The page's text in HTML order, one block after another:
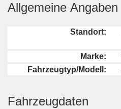
Allgemeine Angaben
Standort:
Marke:
Fahrzeugtyp/Modell:
Fahrzeugdaten